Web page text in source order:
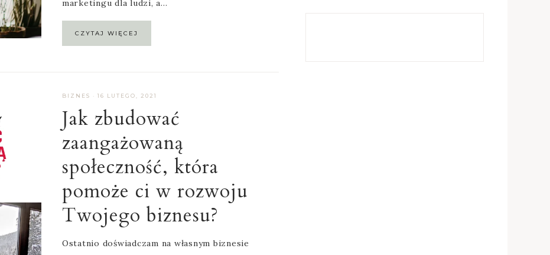
marketingu dla ludzi, a…
CZYTAJ WIĘCEJ
BIZNES · 16 LUTEGO, 2021
Jak zbudować
zaangażowaną
społeczność, która
pomoże ci w rozwoju
Twojego biznesu?
Ostatnio doświadczam na własnym biznesie